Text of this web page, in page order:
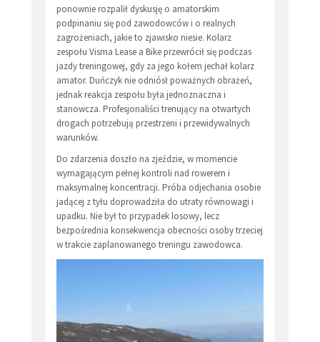
ponownie rozpalił dyskusję o amatorskim
podpinaniu się pod zawodowców i o realnych
zagrożeniach, jakie to zjawisko niesie. Kolarz
zespołu Visma Lease a Bike przewrócił się podczas
jazdy treningowej, gdy za jego kołem jechał kolarz
amator. Duńczyk nie odniósł poważnych obrażeń,
jednak reakcja zespołu była jednoznaczna i
stanowcza. Profesjonaliści trenujący na otwartych
drogach potrzebują przestrzeni i przewidywalnych
warunków.
Do zdarzenia doszło na zjeździe, w momencie
wymagającym pełnej kontroli nad rowerem i
maksymalnej koncentracji. Próba odjechania osobie
jadącej z tyłu doprowadziła do utraty równowagi i
upadku. Nie był to przypadek losowy, lecz
bezpośrednia konsekwencja obecności osoby trzeciej
w trakcie zaplanowanego treningu zawodowca.